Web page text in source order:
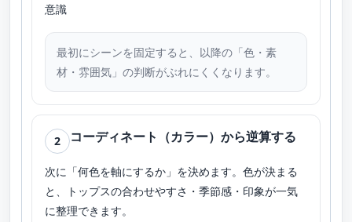
意識
最初にシーンを固定すると、以降の「色・素
材・雰囲気」の判断がぶれにくくなります。
2 コーディネート（カラー）から逆算する
次に「何色を軸にするか」を決めます。色が決まる
と、トップスの合わせやすさ・季節感・印象が一気
に整理できます。